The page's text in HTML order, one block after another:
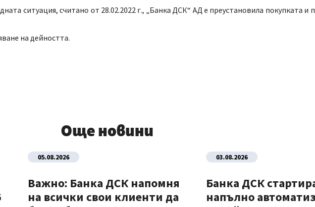
ситуация, считано от 28.02.2022 г., „Банка ДСК“ АД е преустановила покупката и
на дейността.
Още новини
05.08.2026
Важно: Банка ДСК напомня
на всички свои клиенти да
03.08.2026
Банка ДСК
напълно